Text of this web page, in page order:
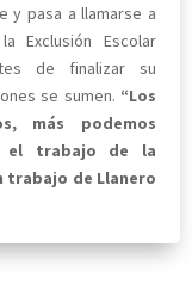
y pasa a llamarse a
Exclusión Escolar
de finalizar su
se sumen. “Los
más podemos
el trabajo de la
trabajo de Llanero